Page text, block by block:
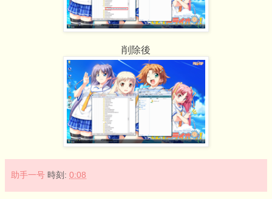
削除後
助手一号 時刻: 0:08